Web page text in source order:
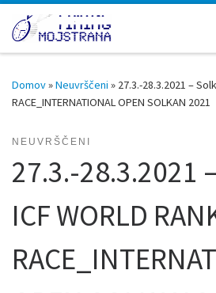
Skoči na vsebino
Domov»Neuvrščeni » 27.3.-28.3.2021 –
RACE_INTERNATIONAL OPEN SOLKAN 2021
NEUVRŠČENI
27.3.-28.3.2021
ICF WORLD